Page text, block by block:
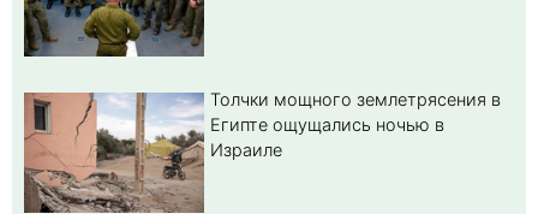
Толчки мощного землетрясения в
Египте ощущались ночью в
Израиле